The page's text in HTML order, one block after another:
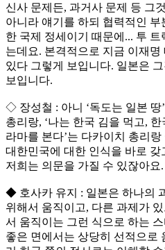
신사 문제든, 과거사 문제 등 그
아니라 얘기를 하되 협력적인
한 국제 정세이기 때문에... 투
는데요. 본격적으로 지금 이재
있다 그렇게 보입니다. 일본은
보입니다.
◇ 장성철 : 아니 ‘독도는 일본 땅
총리랑, ‘나는 한국 김을 먹고,
라마를 본다’는 다카이치 총리
대한민국에 대한 인식을 바로
저희는 의문을 가질 수 있잖아요.
◆ 호사카 유지 : 일본은 하나의
위해서 움직이고, 다른 과제가
서 움직이는 그런 식으로 하는
좋은 면에서는 상당히 선적으로